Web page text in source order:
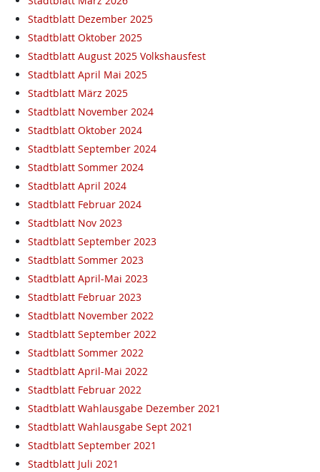
Stadtblatt Dezember 2025
Stadtblatt Oktober 2025
Stadtblatt August 2025 Volkshausfest
Stadtblatt April Mai 2025
Stadtblatt März 2025
Stadtblatt November 2024
Stadtblatt Oktober 2024
Stadtblatt September 2024
Stadtblatt Sommer 2024
Stadtblatt April 2024
Stadtblatt Februar 2024
Stadtblatt Nov 2023
Stadtblatt September 2023
Stadtblatt Sommer 2023
Stadtblatt April-Mai 2023
Stadtblatt Februar 2023
Stadtblatt November 2022
Stadtblatt September 2022
Stadtblatt Sommer 2022
Stadtblatt April-Mai 2022
Stadtblatt Februar 2022
Stadtblatt Wahlausgabe Dezember 2021
Stadtblatt Wahlausgabe Sept 2021
Stadtblatt September 2021
Stadtblatt Juli 2021